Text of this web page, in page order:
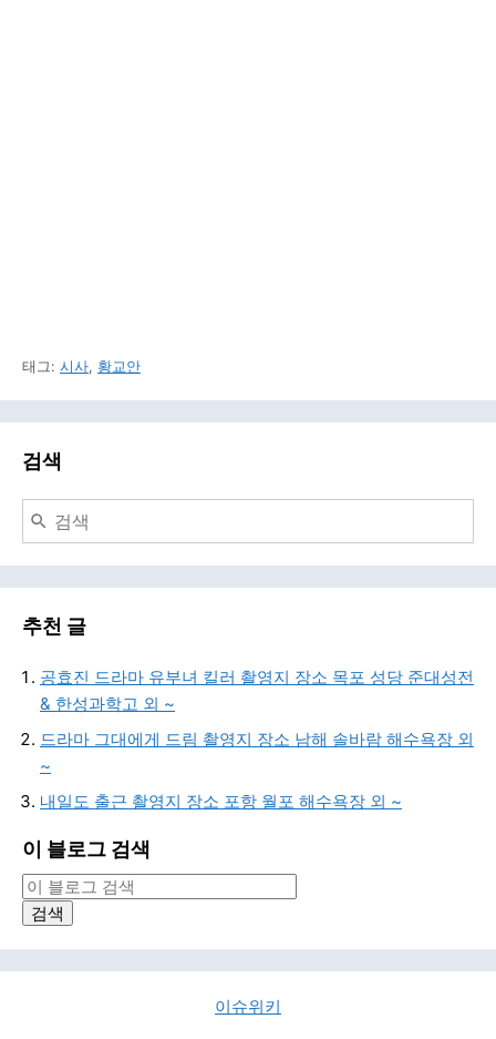
태그: 시사, 황교안
검색
추천 글
공효진 드라마 유부녀 킬러 촬영지 장소 목포 성당 준대성전
& 한성과학고 외 ~
드라마 그대에게 드림 촬영지 장소 남해 솔바람 해수욕장 외
~
내일도 출근 촬영지 장소 포항 월포 해수욕장 외 ~
이 블로그 검색
이슈위키